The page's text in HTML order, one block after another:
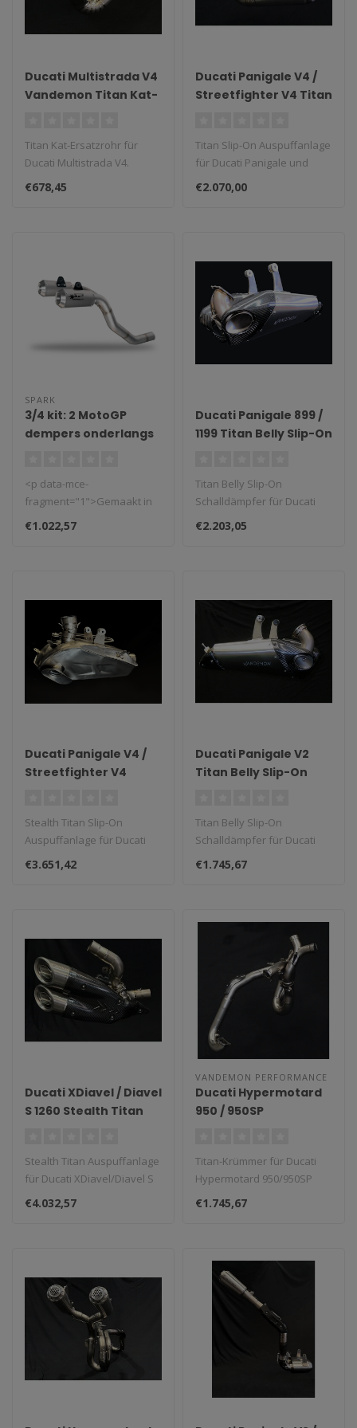
Ducati Multistrada V4
Vandemon Titan Kat-
Titan Kat-Ersatzrohr für
Ducati Multistrada V4.
€678,45
Ducati Panigale V4 /
Streetfighter V4 Titan
2024
Titan Slip-On Auspuffanlage
für Ducati Panigale und
Streetfighter V4 (2018–20..
€2.070,00
SPARK
3/4 kit: 2 MotoGP
dempers onderlangs
2018)
<p data-mce-
fragment="1">Gemaakt in
Italië, Spark uitlaat
systemen. Niet te geb..
€1.022,57
Ducati Panigale 899 /
1199 Titan Belly Slip-On
Titan Belly Slip-On
Schalldämpfer für Ducati
Panigale 899/1199 (2011–
€2.203,05
Ducati Panigale V4 /
Streetfighter V4
Stealth Titan Slip-On
Auspuffanlage für Ducati
Panigale und Streetfighter
€3.651,42
Ducati Panigale V2
Titan Belly Slip-On
Titan Belly Slip-On
Schalldämpfer für Ducati
Panigale V2 (2019–2024)...
€1.745,67
Ducati XDiavel / Diavel
S 1260 Stealth Titan
Stealth Titan Auspuffanlage
für Ducati XDiavel/Diavel S
1260 (2016–2023)...
€4.032,57
VANDEMON PERFORMANCE
Ducati Hypermotard
950 / 950SP
Titan-Krümmer für Ducati
Hypermotard 950/950SP
(2019–2024).
€1.745,67